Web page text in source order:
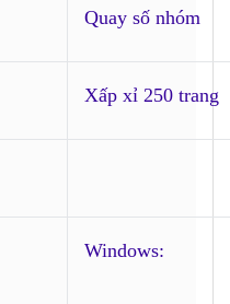
Quay số nhóm
Xấp xỉ 250 trang
Windows: